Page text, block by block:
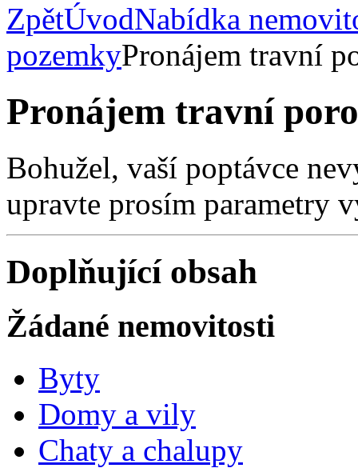
ZpětÚvodNabídka
pozemkyPronájem travní
Pronájem travní
Bohužel, vaší poptávce
upravte prosím parametry
Doplňující obsah
Žádané nemovitosti
Byty
Domy a vily
Chaty a chalupy